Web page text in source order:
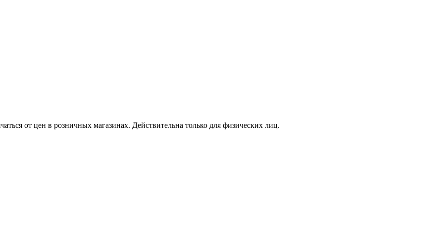
от цен в розничных магазинах. Действительна только для физических лиц.